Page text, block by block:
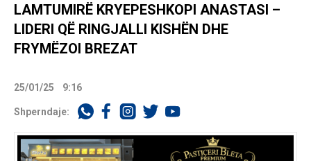
LAMTUMIRË KRYEPESHKOPI ANASTASI –
LIDERI QË RINGJALLI KISHËN DHE
FRYMËZOI BREZAT
25/01/25 9:16
Shperndaje: